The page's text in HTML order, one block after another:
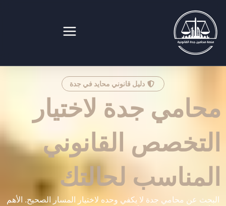
المحتوى
دليل قانوني محايد في جدة
محامي جدة لاختيار
التخصص القانوني
المناسب لحالتك
البحث عن محامي جدة لا يكفي وحده لاختيار المسار الصحيح. الأهم